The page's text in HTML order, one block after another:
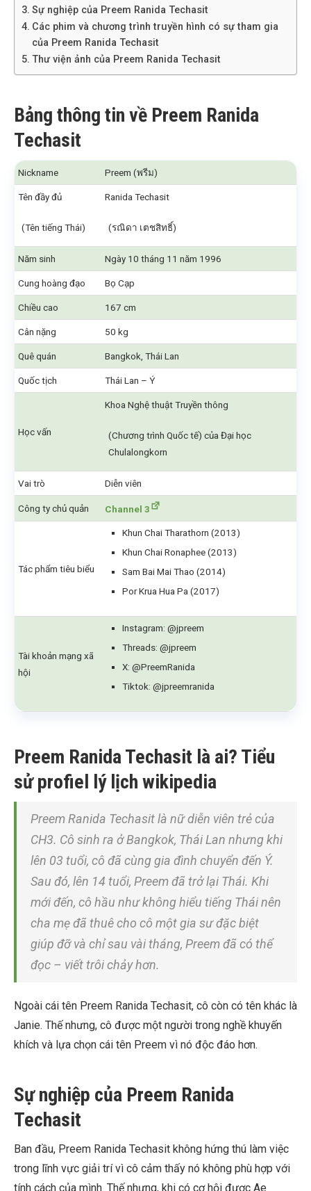
Sự nghiệp của Preem Ranida Techasit
Các phim và chương trình truyền hình có sự tham gia
của Preem Ranida Techasit
Thư viện ảnh của Preem Ranida Techasit
Bảng thông tin về Preem Ranida
Techasit
Nickname Preem (พรีม)
Tên đầy đủ
(Tên tiếng Thái)
Ranida Techasit
(รณิดา เตชสิทธิ์)
Năm sinh Ngày 10 tháng 11 năm 1996
Cung hoàng đạo Bọ Cạp
Chiều cao 167 cm
Cân nặng 50 kg
Quê quán Bangkok, Thái Lan
Quốc tịch Thái Lan – Ý
Học vấn
Khoa Nghệ thuật Truyền thông
(Chương trình Quốc tế) của Đại học
Chulalongkorn
Vai trò Diễn viên
Công ty chủ quản Channel 3
Tác phẩm tiêu biểu
Khun Chai Tharathorn (2013)
Khun Chai Ronaphee (2013)
Sam Bai Mai Thao (2014)
Por Krua Hua Pa (2017)
Tài khoản mạng xã
hội
Instagram: @jpreem
Threads: @jpreem
X: @PreemRanida
Tiktok: @jpreemranida
Preem Ranida Techasit là ai? Tiểu
sử profiel lý lịch wikipedia
Preem Ranida Techasit là nữ diễn viên trẻ của
CH3. Cô sinh ra ở Bangkok, Thái Lan nhưng khi
lên 03 tuổi, cô đã cùng gia đình chuyển đến Ý.
Sau đó, lên 14 tuổi, Preem đã trở lại Thái. Khi
mới đến, cô hầu như không hiểu tiếng Thái nên
cha mẹ đã thuê cho cô một gia sư đặc biệt
giúp đỡ và chỉ sau vài tháng, Preem đã có thể
đọc – viết trôi chảy hơn.
Ngoài cái tên Preem Ranida Techasit, cô còn có tên khác là
Janie. Thế nhưng, cô được một người trong nghề khuyến
khích và lựa chọn cái tên Preem vì nó độc đáo hơn.
Sự nghiệp của Preem Ranida
Techasit
Ban đầu, Preem Ranida Techasit không hứng thú làm việc
trong lĩnh vực giải trí vì cô cảm thấy nó không phù hợp với
tính cách của mình. Thế nhưng, khi có cơ hội được Ae